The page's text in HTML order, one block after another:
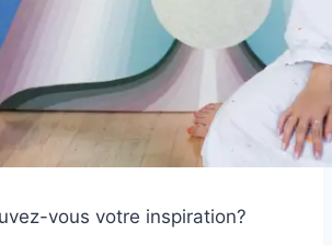
vous votre inspiration?